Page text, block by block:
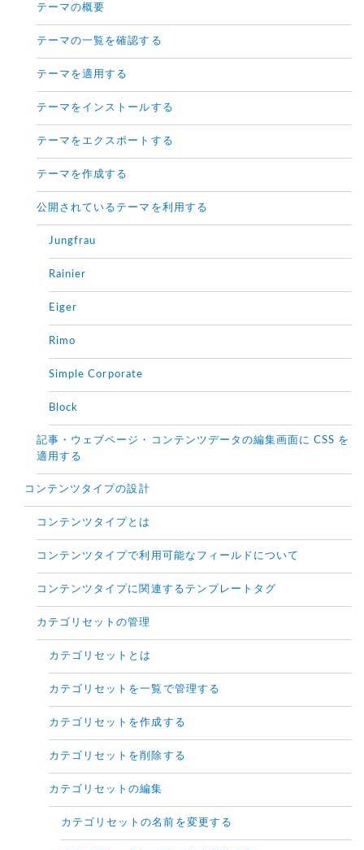
テーマの概要
テーマの一覧を確認する
テーマを適用する
テーマをインストールする
テーマをエクスポートする
テーマを作成する
公開されているテーマを利用する
Jungfrau
Rainier
Eiger
Rimo
Simple Corporate
Block
記事・ウェブページ・コンテンツデータの編集画面に CSS を
適用する
コンテンツタイプの設計
コンテンツタイプとは
コンテンツタイプで利用可能なフィールドについて
コンテンツタイプに関連するテンプレートタグ
カテゴリセットの管理
カテゴリセットとは
カテゴリセットを一覧で管理する
カテゴリセットを作成する
カテゴリセットを削除する
カテゴリセットの編集
カテゴリセットの名前を変更する